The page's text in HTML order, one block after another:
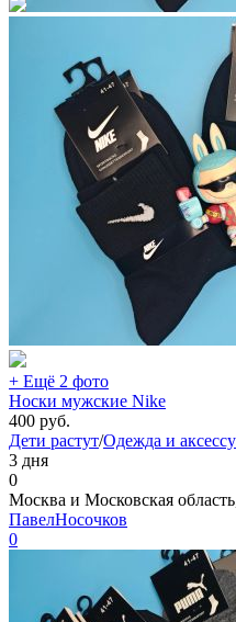
+ Ещё 2 фото
Носки мужские Nike
400 руб.
Дети растут/Одежда и
3 дня
0
Москва и Московская
ПавелНосочков
0